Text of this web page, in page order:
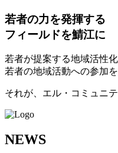
若者の力を発揮する
フィールドを鯖江に
若者が提案する地域活性
若者の地域活動への参加
それが、エル・コミュニ
NEWS